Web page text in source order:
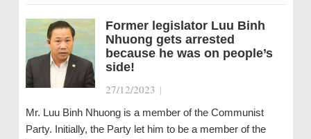
Former legislator Luu Binh
Nhuong gets arrested
because he was on people’s
side!
27/12/2023 |
Mr. Luu Binh Nhuong is a member of the Communist
Party. Initially, the Party let him to be a member of the